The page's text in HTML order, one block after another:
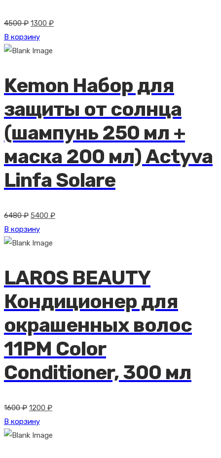
4500₽ Первоначальная
цена
составляла
1300 ₽Текущая
В корзину
Kemon Набор для
защиты от солнца
(шампунь 250 мл +
маска 200 мл) Actyva
Linfa Solare
6480₽ Первоначальная
цена
составляла
5400 ₽Текущая
В корзину
LAROS BEAUTY
Кондиционер для
окрашенных волос
11PM Color
Conditioner, 300 мл
1600₽ Первоначальная
цена
составляла
1200 ₽Текущая
1200 ₽.
В корзину